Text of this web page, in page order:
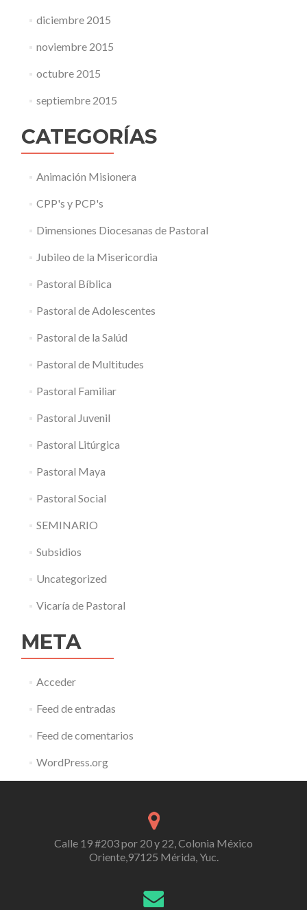
diciembre 2015
noviembre 2015
octubre 2015
septiembre 2015
CATEGORÍAS
Animación Misionera
CPP's y PCP's
Dimensiones Diocesanas de Pastoral
Jubileo de la Misericordia
Pastoral Bíblica
Pastoral de Adolescentes
Pastoral de la Salúd
Pastoral de Multitudes
Pastoral Familiar
Pastoral Juvenil
Pastoral Litúrgica
Pastoral Maya
Pastoral Social
SEMINARIO
Subsidios
Uncategorized
Vicaría de Pastoral
META
Acceder
Feed de entradas
Feed de comentarios
WordPress.org
Calle 19 #203 por 20 y 22, Colonia México
Oriente,97125 Mérida, Yuc.